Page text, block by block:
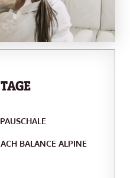
BALANCE ALPINE